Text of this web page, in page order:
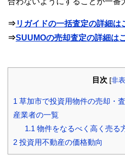
⇒リガイドの一括査定の詳細は
⇒SUUMOの売却査定の詳細は
目次 [非
1 草加市で投資用物件の売却・
産業者の一覧
1.1 物件をなるべく高く売る
2 投資用不動産の価格動向